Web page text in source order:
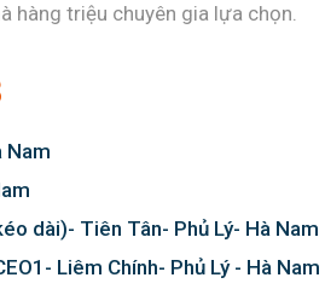
hàng triệu chuyên gia lựa chọn.
Nam
dài)- Tiên Tân- Phủ Lý- Hà Nam
Liêm Chính- Phủ Lý - Hà Nam